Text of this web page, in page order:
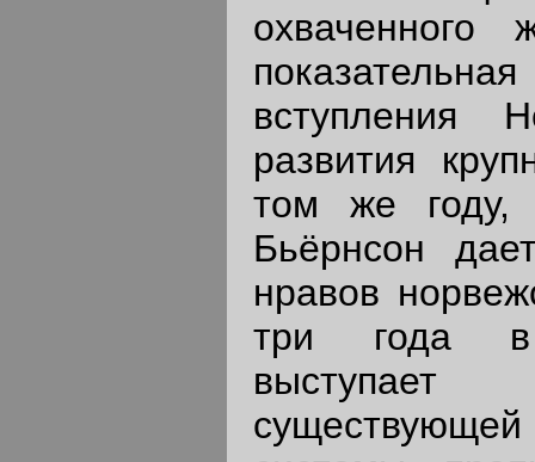
охваченного
вступления
развития
том же году,
Бьёрнсон
нравов
три года